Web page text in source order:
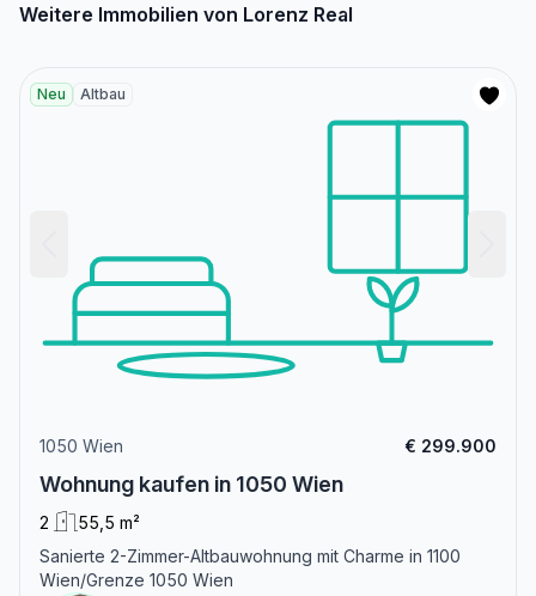
Weitere Immobilien von Lorenz Real
Neu Altbau
1050 Wien € 299.900
Wohnung kaufen in 1050 Wien
2
55,5 m²
Sanierte 2-Zimmer-Altbauwohnung mit Charme in 1100
Wien/Grenze 1050 Wien